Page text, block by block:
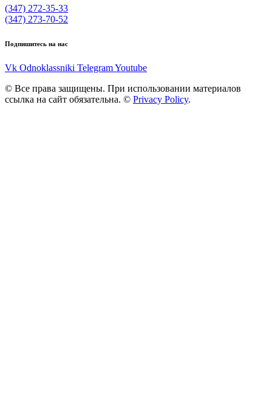
(347) 272-35-33
(347) 273-70-52
Подпишитесь на нас
Vk Odnoklassniki TelegramYoutube
© Все права защищены. При использовании материалов
ссылка на сайт обязательна. © Privacy Policy.